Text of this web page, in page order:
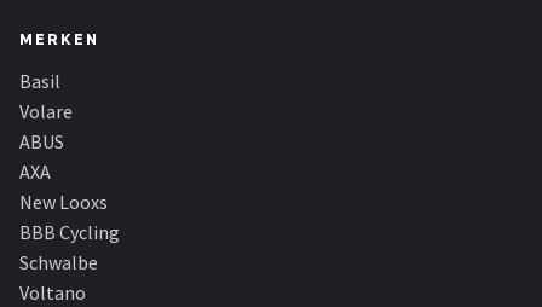
MERKEN
Basil
Volare
ABUS
AXA
New Looxs
BBB Cycling
Schwalbe
Voltano